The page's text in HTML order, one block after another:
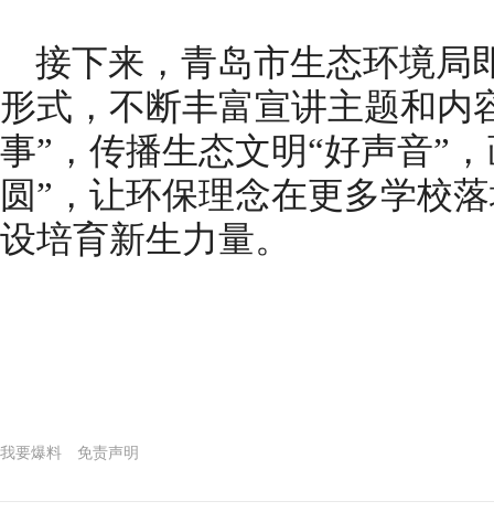
接下来，青岛市生态环境局
形式，不断丰富宣讲主题和内
事”，传播生态文明“好声音”
圆”，让环保理念在更多学校
设培育新生力量。
我要爆料 免责声明